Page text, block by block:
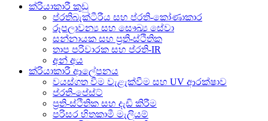
ක්රියාකාරී කුඩු
ප්රතිබැක්ටීරීය සහ ප්රති-කෝණාකාර
රූපලාවන්‍ය සහ සෞඛ්‍ය සේවා
සන්නායක සහ ප්‍රති-ස්ථිතික
තාප පරිවාරක සහ ප්රති-IR
අන් අය
ක්රියාකාරී ආලේපනය
වයස්ගත වීම වැළැක්වීම සහ UV ආරක්ෂාව
ප්රති-පේස්ට්
ප්‍රති-ස්ථිතික සහ දැඩි කිරීම
පරිසර හිතකාමී මැලියම්